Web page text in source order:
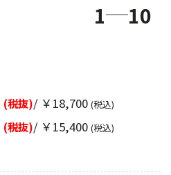
1 10
(税抜)/ ￥18,700 (税込)
(税抜)/ ￥15,400 (税込)